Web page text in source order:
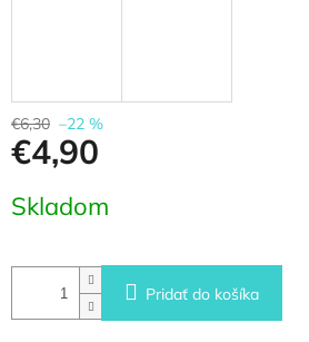
€6,30 –22 %
€4,90
cena:
Skladom
Pridať do košíka